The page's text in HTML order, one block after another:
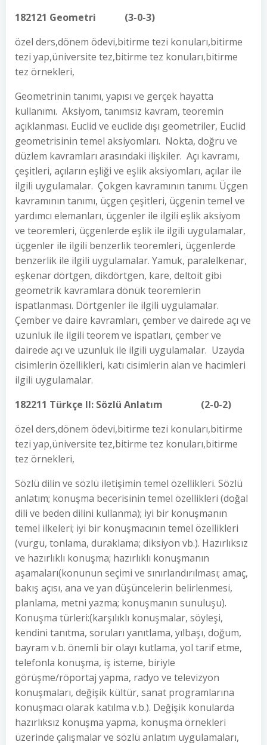
182121 Geometri (3-0-3)
özel ders,dönem ödevi,bitirme tezi konuları,bitirme
tezi yap,üniversite tez,bitirme tez konuları,bitirme
tez örnekleri,
Geometrinin tanımı, yapısı ve gerçek hayatta
kullanımı. Aksiyom, tanımsız kavram, teoremin
açıklanması. Euclid ve euclide dışı geometriler, Euclid
geometrisinin temel aksiyomları. Nokta, doğru ve
düzlem kavramları arasındaki ilişkiler. Açı kavramı,
çeşitleri, açıların eşliği ve eşlik aksiyomları, açılar ile
ilgili uygulamalar. Çokgen kavramının tanımı. Üçgen
kavramının tanımı, üçgen çeşitleri, üçgenin temel ve
yardımcı elemanları, üçgenler ile ilgili eşlik aksiyom
ve teoremleri, üçgenlerde eşlik ile ilgili uygulamalar,
üçgenler ile ilgili benzerlik teoremleri, üçgenlerde
benzerlik ile ilgili uygulamalar. Yamuk, paralelkenar,
eşkenar dörtgen, dikdörtgen, kare, deltoit gibi
geometrik kavramlara dönük teoremlerin
ispatlanması. Dörtgenler ile ilgili uygulamalar.
Çember ve daire kavramları, çember ve dairede açı ve
uzunluk ile ilgili teorem ve ispatları, çember ve
dairede açı ve uzunluk ile ilgili uygulamalar. Uzayda
cisimlerin özellikleri, katı cisimlerin alan ve hacimleri
ilgili uygulamalar.
182211 Türkçe II: Sözlü Anlatım (2-0-2)
özel ders,dönem ödevi,bitirme tezi konuları,bitirme
tezi yap,üniversite tez,bitirme tez konuları,bitirme
tez örnekleri,
Sözlü dilin ve sözlü iletişimin temel özellikleri. Sözlü
anlatım; konuşma becerisinin temel özellikleri (doğal
dili ve beden dilini kullanma); iyi bir konuşmanın
temel ilkeleri; iyi bir konuşmacının temel özellikleri
(vurgu, tonlama, duraklama; diksiyon vb.). Hazırlıksız
ve hazırlıklı konuşma; hazırlıklı konuşmanın
aşamaları(konunun seçimi ve sınırlandırılması; amaç,
bakış açısı, ana ve yan düşüncelerin belirlenmesi,
planlama, metni yazma; konuşmanın sunuluşu).
Konuşma türleri:(karşılıklı konuşmalar, söyleşi,
kendini tanıtma, soruları yanıtlama, yılbaşı, doğum,
bayram v.b. önemli bir olayı kutlama, yol tarif etme,
telefonla konuşma, iş isteme, biriyle
görüşme/röportaj yapma, radyo ve televizyon
konuşmaları, değişik kültür, sanat programlarına
konuşmacı olarak katılma v.b.). Değişik konularda
hazırlıksız konuşma yapma, konuşma örnekleri
üzerinde çalışmalar ve sözlü anlatım uygulamaları,